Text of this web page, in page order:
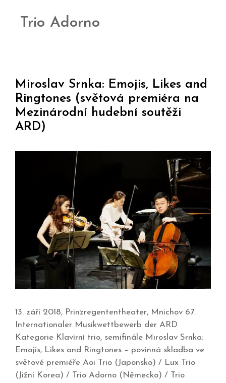
Trio Adorno
Miroslav Srnka: Emojis, Likes and
Ringtones (světová premiéra na
Mezinárodní hudební soutěži
ARD)
13. září 2018, Prinzregententheater, Mnichov 67.
Internationaler Musikwettbewerb der ARD
Kategorie Klavírní trio, semifinále Miroslav Srnka:
Emojis, Likes and Ringtones – povinná skladba ve
světové premiéře Aoi Trio (Japonsko) / Lux Trio
(Jižní Korea) / Trio Adorno (Německo) / Trio